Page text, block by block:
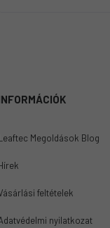
Megoldások Blog
feltételek
nyilatkozat